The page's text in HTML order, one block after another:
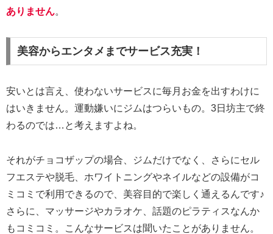
ありません。
美容からエンタメまでサービス充実！
安いとは言え、使わないサービスに毎月お金を出すわけに
はいきません。運動嫌いにジムはつらいもの。3日坊主で終
わるのでは…と考えますよね。
それがチョコザップの場合、ジムだけでなく、さらにセル
フエステや脱毛、ホワイトニングやネイルなどの設備がコ
ミコミで利用できるので、美容目的で楽しく通えるんです♪
さらに、マッサージやカラオケ、話題のピラティスなんか
もコミコミ。こんなサービスは聞いたことがありません。